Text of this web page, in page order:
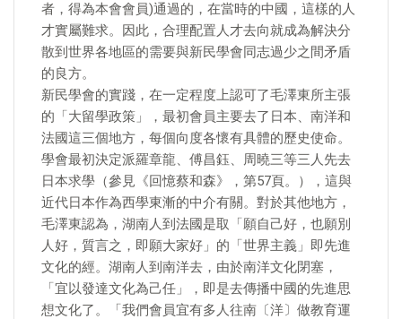
者，得為本會會員)通過的，在當時的中國，這樣的人
才實屬難求。因此，合理配置人才去向就成為解決分
散到世界各地區的需要與新民學會同志過少之間矛盾
的良方。
新民學會的實踐，在一定程度上認可了毛澤東所主張
的「大留學政策」，最初會員主要去了日本、南洋和
法國這三個地方，每個向度各懷有具體的歷史使命。
學會最初決定派羅章龍、傅昌鈺、周曉三等三人先去
日本求學（參見《回憶蔡和森》，第57頁。），這與
近代日本作為西學東漸的中介有關。對於其他地方，
毛澤東認為，湖南人到法國是取「願自己好，也願別
人好，質言之，即願大家好」的「世界主義」即先進
文化的經。湖南人到南洋去，由於南洋文化閉塞，
「宜以發達文化為己任」，即是去傳播中國的先進思
想文化了。「我們會員宜有多人往南〔洋〕做教育運